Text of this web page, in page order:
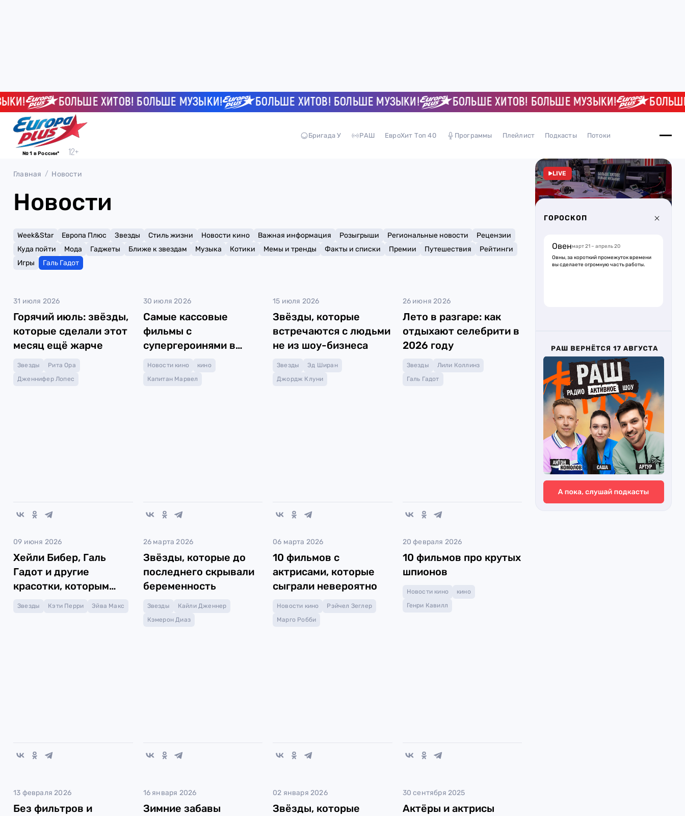
БОЛЬШЕ ХИТОВ! БОЛЬШЕ МУЗЫКИ! БОЛЬШЕ ХИТОВ! БОЛЬШЕ МУЗЫКИ! БОЛЬШЕ ХИТОВ! БОЛЬШЕ МУЗЫКИ! БОЛЬШЕ
№ 1 в России*
Бригада У РАШ ЕвроХит Топ 40 Программы Плейлист Подкасты Потоки
Главная Новости
Новости
Week&Star Европа Плюс Звезды Стиль жизни Новости кино Важная информация Розыгрыши Региональные новости
Рецензии
Куда пойти
Мода Гаджеты Ближе к звездам Музыка Котики Мемы и тренды Факты и списки Премии Путешествия
Рейтинги
Игры
Галь Гадот
31 июля 2026
Горячий июль: звёзды,
которые сделали этот
месяц ещё жарче
Звезды
Рита Ора
Дженнифер Лопес
30 июля 2026
Самые кассовые
фильмы с
супергероинями в
главной роли
Новости кино
кино
Капитан Марвел
15 июля 2026
Звёзды, которые
встречаются с людьми
не из шоу-бизнеса
Звезды
Эд Ширан
Джордж Клуни
26 июня 2026
Лето в разгаре: как
отдыхают селебрити в
2026 году
Звезды
Лили Коллинз
Галь Гадот
09 июня 2026
Хейли Бибер, Галь
Гадот и другие
красотки, которым
идёт красный
Звезды Кэти Перри Эйва Макс
26 марта 2026
Звёзды, которые до
последнего скрывали
беременность
Звезды
Кайли Дженнер
Кэмерон Диаз
06 марта 2026
10 фильмов с
актрисами, которые
сыграли невероятно
Новости кино
Рэйчел Зеглер
Марго Робби
20 февраля 2026
10 фильмов про крутых
шпионов
Новости кино
кино
Генри Кавилл
13 февраля 2026
Без фильтров и
16 января 2026
Зимние забавы
02 января 2026
Звёзды, которые
30 сентября 2025
Актёры и актрисы
LIVE
ГОРОСКОП
Овенмарт 21 – апрель 20
Овны, за короткий промежуток времени
вы сделаете огромную часть работы.